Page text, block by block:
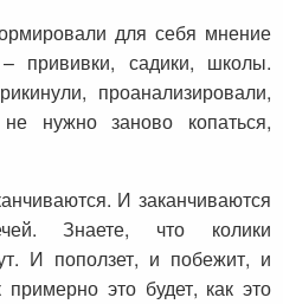
для себя мнение
прививки, садики, школы.
проанализировали,
нужно заново копаться,
И заканчиваются
Знаете, что колики
И поползет, и побежит, и
это будет, как это